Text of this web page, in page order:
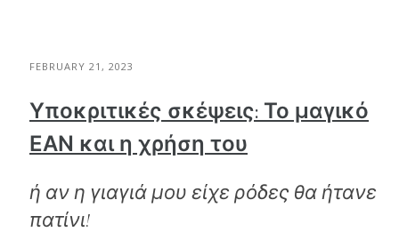
FEBRUARY 21, 2023
Υποκριτικές σκέψεις: Το μαγικό
ΕΑΝ και η χρήση του
ή αν η γιαγιά μου είχε ρόδες θα ήτανε
πατίνι!